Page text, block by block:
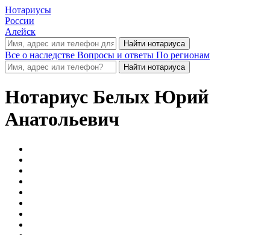
Нотариусы
России
Алейск
Все о наследстве Вопросы и ответы По регионам
Нотариус Белых Юрий
Анатольевич